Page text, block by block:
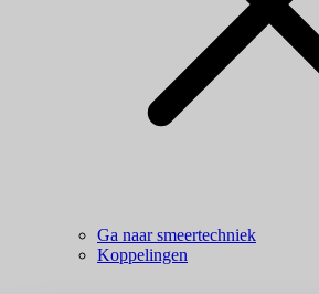
Ga naar smeertechniek
Koppelingen